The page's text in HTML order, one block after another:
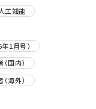
工知能
1月号）
国内）
海外）